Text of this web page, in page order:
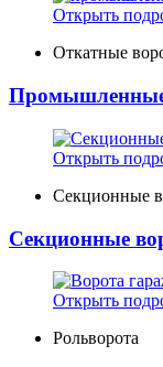
Открыть
Откатные
Промышленные
Открыть
Секционные
Секционные
Открыть
Рольворота